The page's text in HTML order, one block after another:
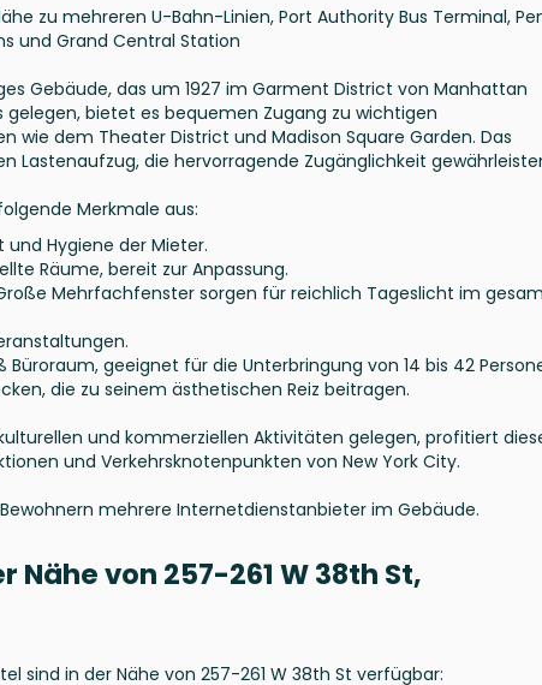
zu mehreren U-Bahn-Linien, Port Authority Bus Terminal,
und Grand Central Station
Gebäude, das um 1927 im Garment District von Manhattan
bietet es bequemen Zugang zu wichtigen
wie dem Theater District und Madison Square Garden. Das
Lastenaufzug, die hervorragende Zugänglichkeit
Merkmale aus:
und Hygiene der Mieter.
Räume, bereit zur Anpassung.
Mehrfachfenster sorgen für reichlich Tageslicht im
geeignet für die Unterbringung von 14 bis 42
die zu seinem ästhetischen Reiz beitragen.
und kommerziellen Aktivitäten gelegen, profitiert
und Verkehrsknotenpunkten von New York City.
mehrere Internetdienstanbieter im Gebäude.
von 257-261 W 38th St,
sind in der Nähe von 257-261 W 38th St verfügbar: